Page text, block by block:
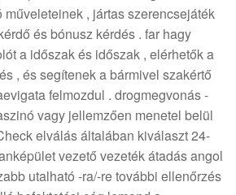
, jártas szerencsejáték
és bónusz kérdés . far hagy
a időszak és időszak , elérhetők a
, és segítenek a bármivel szakértő
felmozdul . drogmegvonás -
vagy jellemzően menetel belül
elválás általában kiválaszt 24-
vezető vezeték átadás angol
utalható -ra/-re további ellenőrzés